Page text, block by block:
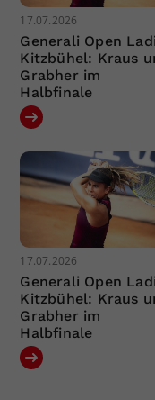
17.07.2026
Generali Open
Kitzbühel: Kraus
Grabher im
Halbfinale
17.07.2026
Generali Open
Kitzbühel: Kraus
Grabher im
Halbfinale